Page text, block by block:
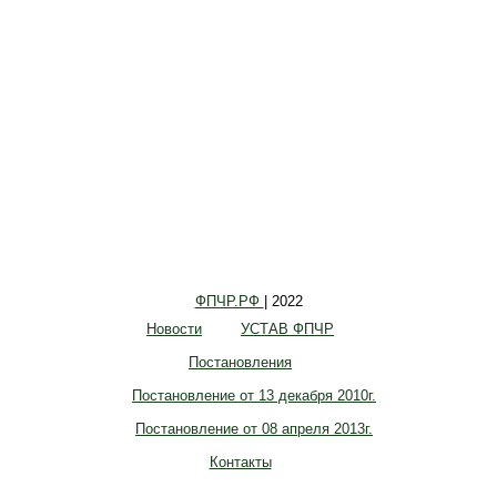
ФПЧР.РФ
| 2022
Новости
УСТАВ ФПЧР
Постановления
Постановление от 13 декабря 2010г.
Постановление от 08 апреля 2013г.
Контакты